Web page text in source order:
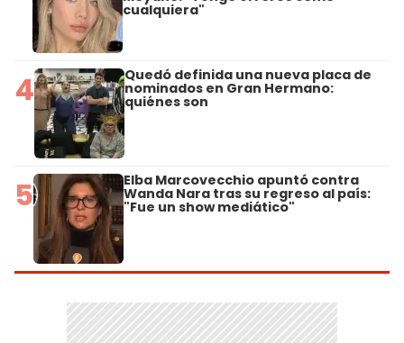
cualquiera"
4 Quedó definida una nueva placa de
nominados en Gran Hermano:
quiénes son
5 Elba Marcovecchio apuntó contra
Wanda Nara tras su regreso al país:
"Fue un show mediático"